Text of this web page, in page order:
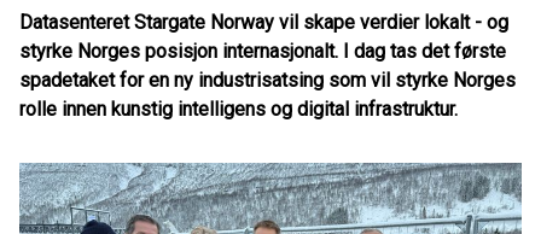
Datasenteret Stargate Norway vil skape verdier lokalt - og
styrke Norges posisjon internasjonalt. I dag tas det første
spadetaket for en ny industrisatsing som vil styrke Norges
rolle innen kunstig intelligens og digital infrastruktur.